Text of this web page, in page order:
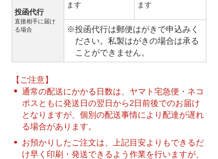
投函代行
直接相手に届け
る場合
ます
ます
※投函代行は郵便はがきで申込みく
ださい。私製はがきの場合は承る
ことができません。
【ご注意】
通常の配送にかかる日数は、ヤマト宅急便・ネコ
ポスともに発送日の翌日から2日前後でのお届け
となりますが、個別の配送事情により配達が遅れ
る場合があります。
お預かりしたご注文は、上記目安よりもできるだ
け早く印刷・発送できるよう作業を行いますが、